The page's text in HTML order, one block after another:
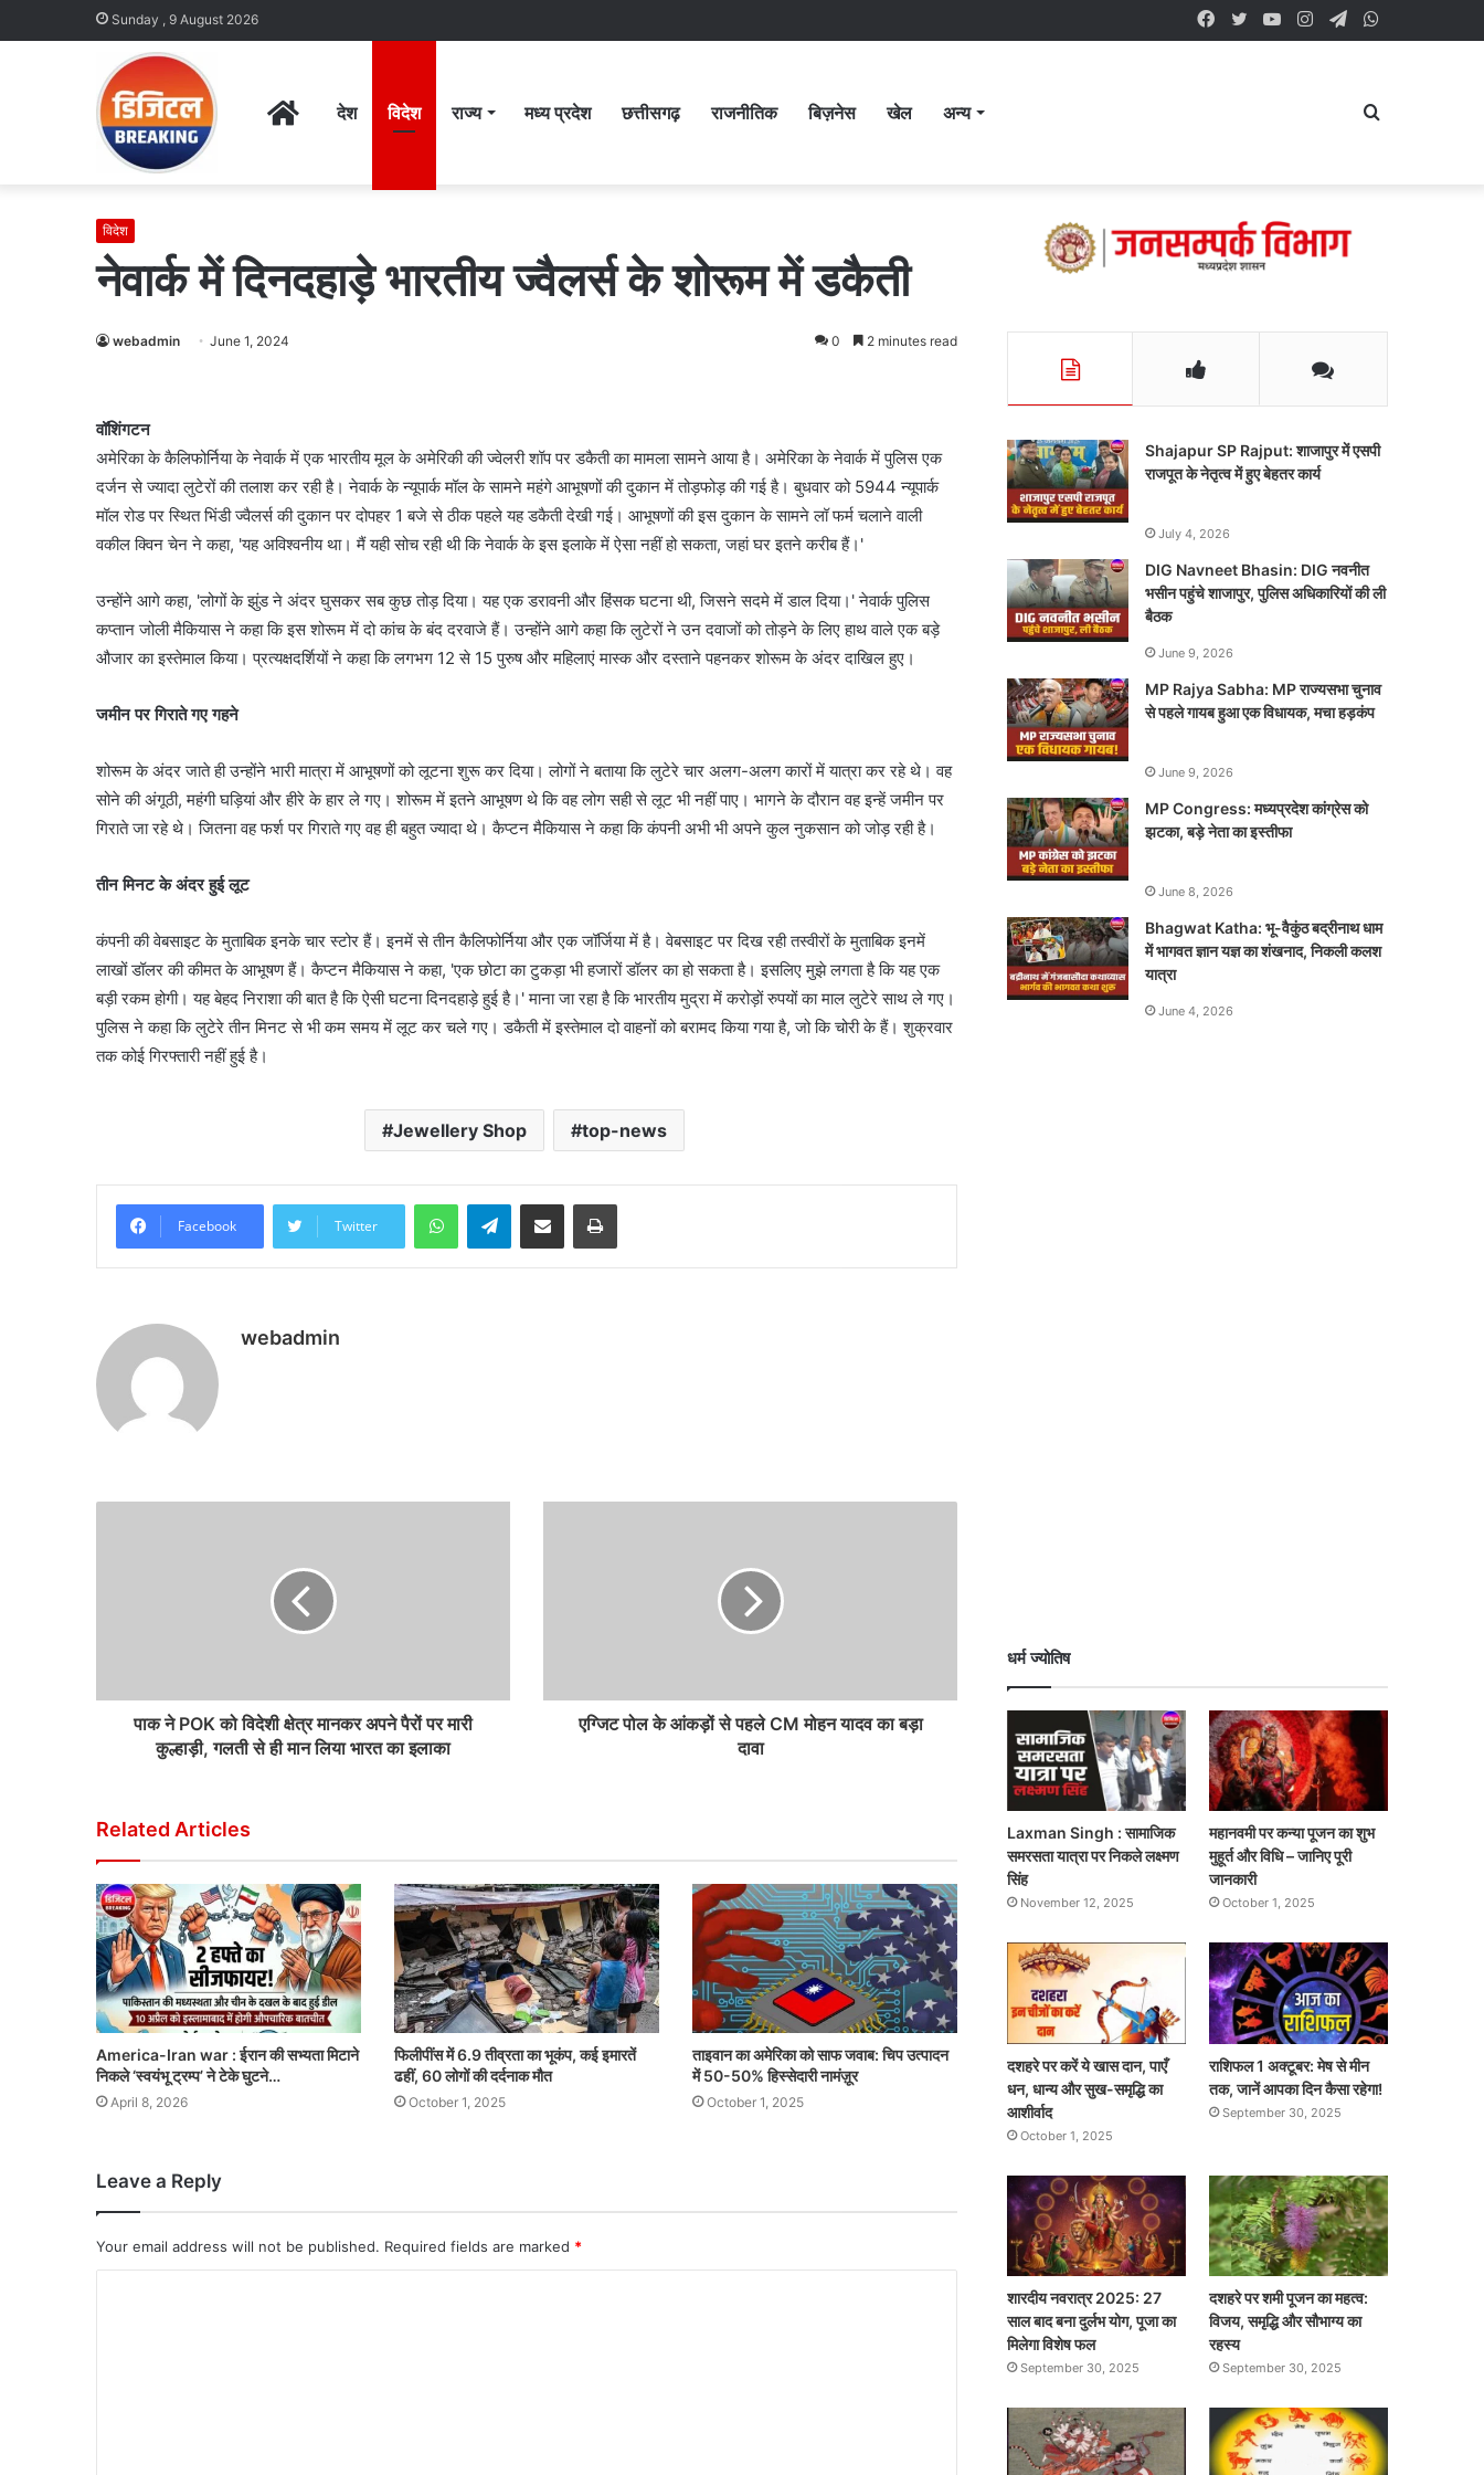
Sunday , 9 August 2026 Telegram
Instagram
YouTube
Twitter
Facebook
Homeदेश विदेश राज्य मध्य प्रदेश छत्तीसगढ़ राजनीतिक बिज़नेस खेल अन्य Search
विदेश
नेवार्क में दिनदहाड़े भारतीय ज्वैलर्स के शोरूम में डकैती
webadmin June 1, 2024 0 2 minutes read
वॉशिंगटन
अमेरिका के कैलिफोर्निया के नेवार्क में एक भारतीय मूल के अमेरिकी की ज्वेलरी शॉप पर डकैती का मामला सामने आया है। अमेरिका के नेवार्क में पुलिस एक
दर्जन से ज्यादा लुटेरों की तलाश कर रही है। नेवार्क के न्यूपार्क मॉल के सामने महंगे आभूषणों की दुकान में तोड़फोड़ की गई है। बुधवार को 5944 न्यूपार्क
मॉल रोड पर स्थित भिंडी ज्वैलर्स की दुकान पर दोपहर 1 बजे से ठीक पहले यह डकैती देखी गई। आभूषणों की इस दुकान के सामने लॉ फर्म चलाने वाली
वकील क्विन चेन ने कहा, 'यह अविश्वनीय था। मैं यही सोच रही थी कि नेवार्क के इस इलाके में ऐसा नहीं हो सकता, जहां घर इतने करीब हैं।'
उन्होंने आगे कहा, 'लोगों के झुंड ने अंदर घुसकर सब कुछ तोड़ दिया। यह एक डरावनी और हिंसक घटना थी, जिसने सदमे में डाल दिया।' नेवार्क पुलिस
कप्तान जोली मैकियास ने कहा कि इस शोरूम में दो कांच के बंद दरवाजे हैं। उन्होंने आगे कहा कि लुटेरों ने उन दवाजों को तोड़ने के लिए हाथ वाले एक बड़े
औजार का इस्तेमाल किया। प्रत्यक्षदर्शियों ने कहा कि लगभग 12 से 15 पुरुष और महिलाएं मास्क और दस्ताने पहनकर शोरूम के अंदर दाखिल हुए।
जमीन पर गिराते गए गहने
शोरूम के अंदर जाते ही उन्होंने भारी मात्रा में आभूषणों को लूटना शुरू कर दिया। लोगों ने बताया कि लुटेरे चार अलग-अलग कारों में यात्रा कर रहे थे। वह
सोने की अंगूठी, महंगी घड़ियां और हीरे के हार ले गए। शोरूम में इतने आभूषण थे कि वह लोग सही से लूट भी नहीं पाए। भागने के दौरान वह इन्हें जमीन पर
गिराते जा रहे थे। जितना वह फर्श पर गिराते गए वह ही बहुत ज्यादा थे। कैप्टन मैकियास ने कहा कि कंपनी अभी भी अपने कुल नुकसान को जोड़ रही है।
तीन मिनट के अंदर हुई लूट
कंपनी की वेबसाइट के मुताबिक इनके चार स्टोर हैं। इनमें से तीन कैलिफोर्निया और एक जॉर्जिया में है। वेबसाइट पर दिख रही तस्वीरों के मुताबिक इनमें
लाखों डॉलर की कीमत के आभूषण हैं। कैप्टन मैकियास ने कहा, 'एक छोटा का टुकड़ा भी हजारों डॉलर का हो सकता है। इसलिए मुझे लगता है कि यह एक
बड़ी रकम होगी। यह बेहद निराशा की बात है कि ऐसी घटना दिनदहाड़े हुई है।' माना जा रहा है कि भारतीय मुद्रा में करोड़ों रुपयों का माल लुटेरे साथ ले गए।
पुलिस ने कहा कि लुटेरे तीन मिनट से भी कम समय में लूट कर चले गए। डकैती में इस्तेमाल दो वाहनों को बरामद किया गया है, जो कि चोरी के हैं। शुक्रवार
तक कोई गिरफ्तारी नहीं हुई है।
Jewellery Shop top-news
Facebook Twitter
WhatsAppTelegramShare via Email Print
webadmin
पाक ने POK को विदेशी क्षेत्र मानकर अपने पैरों पर मारी
कुल्हाड़ी, गलती से ही मान लिया भारत का इलाका
एग्जिट पोल के आंकड़ों से पहले CM मोहन यादव का बड़ा
दावा
Related Articles
America-Iran war : ईरान की सभ्यता मिटाने
निकले ‘स्वयंभू ट्रम्प’ ने टेके घुटने…
April 8, 2026
फिलीपींस में 6.9 तीव्रता का भूकंप, कई इमारतें
ढहीं, 60 लोगों की दर्दनाक मौत
October 1, 2025
ताइवान का अमेरिका को साफ जवाब: चिप उत्पादन
में 50-50% हिस्सेदारी नामंज़ूर
October 1, 2025
Leave a Reply
Your email address will not be published. Required fields are marked *
Shajapur SP Rajput: शाजापुर में एसपी
राजपूत के नेतृत्व में हुए बेहतर कार्य
July 4, 2026
DIG Navneet Bhasin: DIG नवनीत
भसीन पहुंचे शाजापुर, पुलिस अधिकारियों की ली
बैठक
June 9, 2026
MP Rajya Sabha: MP राज्यसभा चुनाव
से पहले गायब हुआ एक विधायक, मचा हड़कंप
June 9, 2026
MP Congress: मध्यप्रदेश कांग्रेस को
झटका, बड़े नेता का इस्तीफा
June 8, 2026
Bhagwat Katha: भू-वैकुंठ बद्रीनाथ धाम
में भागवत ज्ञान यज्ञ का शंखनाद, निकली कलश
यात्रा
June 4, 2026
धर्म ज्योतिष
Laxman Singh : सामाजिक
समरसता यात्रा पर निकले लक्ष्मण
सिंह
November 12, 2025
महानवमी पर कन्या पूजन का शुभ
मुहूर्त और विधि – जानिए पूरी
जानकारी
October 1, 2025
दशहरे पर करें ये खास दान, पाएँ
धन, धान्य और सुख-समृद्धि का
आशीर्वाद
October 1, 2025
राशिफल 1 अक्टूबर: मेष से मीन
तक, जानें आपका दिन कैसा रहेगा!
September 30, 2025
शारदीय नवरात्र 2025: 27
साल बाद बना दुर्लभ योग, पूजा का
मिलेगा विशेष फल
September 30, 2025
दशहरे पर शमी पूजन का महत्व:
विजय, समृद्धि और सौभाग्य का
रहस्य
September 30, 2025